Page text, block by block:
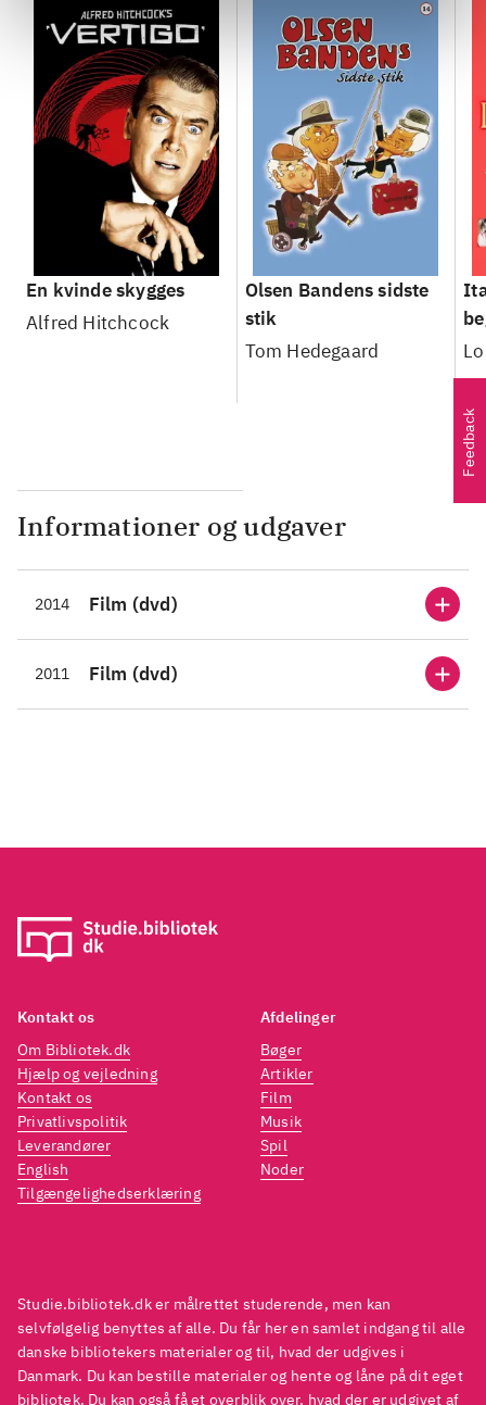
En kvinde skygges
Alfred Hitchcock
Olsen Bandens sidste
stik
Tom Hedegaard
Informationer og udgaver
2014 Film (dvd)
2011 Film (dvd)
Feedback
Studie.bibliotek.dk er målrettet studerende, men kan
selvfølgelig benyttes af alle. Du får her en samlet indgang til alle
danske bibliotekers materialer og til, hvad der udgives i
Danmark. Du kan bestille materialer og hente og låne på dit eget
bibliotek. Du kan også få et overblik over, hvad der er udgivet af
Kontakt os
Om Bibliotek.dk
Hjælp og vejledning
Kontakt os
Privatlivspolitik
Leverandører
English
Tilgængelighedserklæring
Afdelinger
Bøger
Artikler
Film
Musik
Spil
Noder